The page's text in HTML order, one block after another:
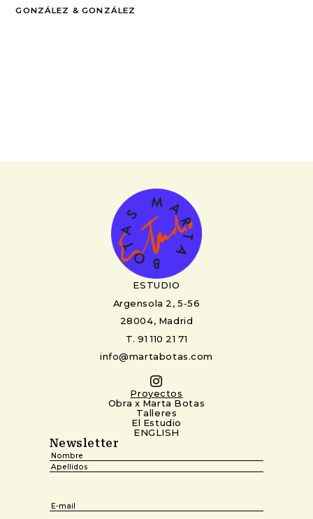
GONZÁLEZ & GONZÁLEZ
ESTUDIO
Argensola 2, 5-56
28004, Madrid
T. 91 110 21 71
info@martabotas.com
Proyectos
Obra x Marta Botas
Talleres
El Estudio
ENGLISH
Newsletter
Nombre
Nombre
Apellidos
Email(Obligatorio)